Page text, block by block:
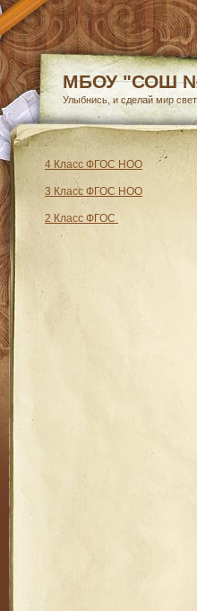
МБОУ "СОШ №
Улыбнись, и сделай мир
4 Класс ФГОС НОО
3 Класс ФГОС НОО
2 Класс ФГОС